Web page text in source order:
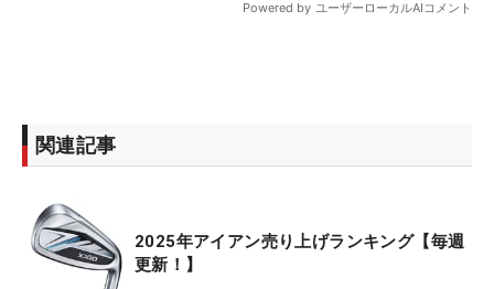
関連記事
2025年アイアン売り上げランキング【毎週
更新！】